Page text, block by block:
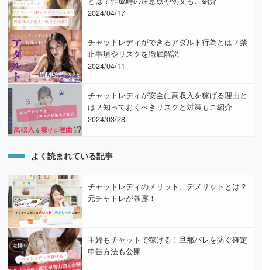
2024/04/17
チャットレディができるアダルト行為とは？禁
止事項やリスクを徹底解説
2024/04/11
チャットレディが安全に高収入を稼げる理由と
は？知っておくべきリスクと対策もご紹介
2024/03/28
よく読まれている記事
チャットレディのメリット、デメリットとは？
元チャトレが暴露！
主婦もチャットで稼げる！旦那バレを防ぐ確定
申告方法も公開